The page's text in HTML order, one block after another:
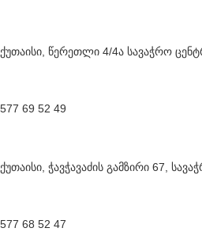
ქუთაისი, წერეთლი 4/4ა სავაჭრო
577 69 52 49
ქუთაისი, ჭავჭავაძის გამზირი 67,
577 68 52 47